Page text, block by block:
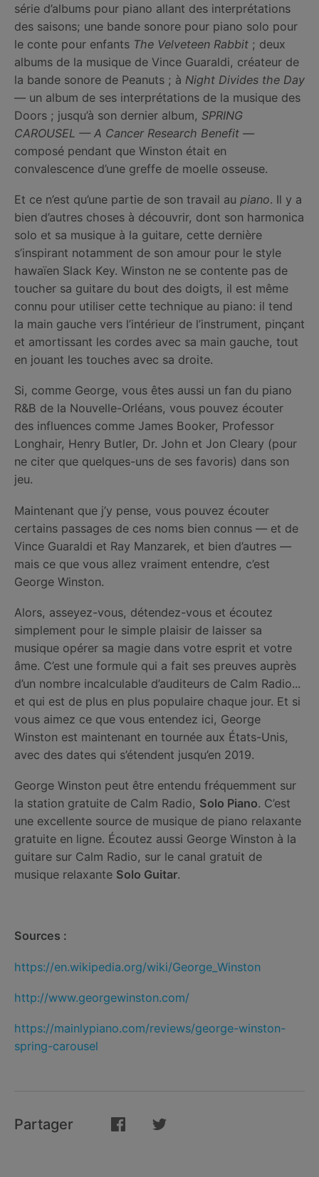
série d’albums pour piano allant des interprétations
des saisons; une bande sonore pour piano solo pour
le conte pour enfants The Velveteen Rabbit ; deux
albums de la musique de Vince Guaraldi, créateur de
la bande sonore de Peanuts ; à Night Divides the Day
— un album de ses interprétations de la musique des
Doors ; jusqu’à son dernier album, SPRING
CAROUSEL — A Cancer Research Benefit —
composé pendant que Winston était en
convalescence d’une greffe de moelle osseuse.
Et ce n’est qu’une partie de son travail au piano. Il y a
bien d’autres choses à découvrir, dont son harmonica
solo et sa musique à la guitare, cette dernière
s’inspirant notamment de son amour pour le style
hawaïen Slack Key. Winston ne se contente pas de
toucher sa guitare du bout des doigts, il est même
connu pour utiliser cette technique au piano: il tend
la main gauche vers l’intérieur de l’instrument, pinçant
et amortissant les cordes avec sa main gauche, tout
en jouant les touches avec sa droite.
Si, comme George, vous êtes aussi un fan du piano
R&B de la Nouvelle-Orléans, vous pouvez écouter
des influences comme James Booker, Professor
Longhair, Henry Butler, Dr. John et Jon Cleary (pour
ne citer que quelques-uns de ses favoris) dans son
jeu.
Maintenant que j’y pense, vous pouvez écouter
certains passages de ces noms bien connus — et de
Vince Guaraldi et Ray Manzarek, et bien d’autres —
mais ce que vous allez vraiment entendre, c’est
George Winston.
Alors, asseyez-vous, détendez-vous et écoutez
simplement pour le simple plaisir de laisser sa
musique opérer sa magie dans votre esprit et votre
âme. C’est une formule qui a fait ses preuves auprès
d’un nombre incalculable d’auditeurs de Calm Radio...
et qui est de plus en plus populaire chaque jour. Et si
vous aimez ce que vous entendez ici, George
Winston est maintenant en tournée aux États-Unis,
avec des dates qui s’étendent jusqu’en 2019.
George Winston peut être entendu fréquemment sur
la station gratuite de Calm Radio, Solo Piano. C’est
une excellente source de musique de piano relaxante
gratuite en ligne. Écoutez aussi George Winston à la
guitare sur Calm Radio, sur le canal gratuit de
musique relaxante Solo Guitar.
Sources :
https://en.wikipedia.org/wiki/George_Winston
http://www.georgewinston.com/
https://mainlypiano.com/reviews/george-winston-
spring-carousel
Partager